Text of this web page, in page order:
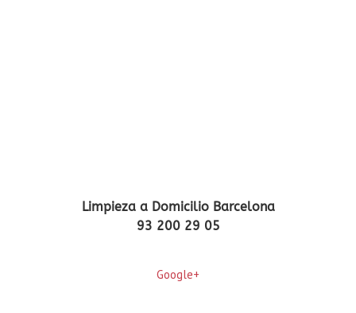
Limpieza a Domicilio Barcelona
93 200 29 05
Google+